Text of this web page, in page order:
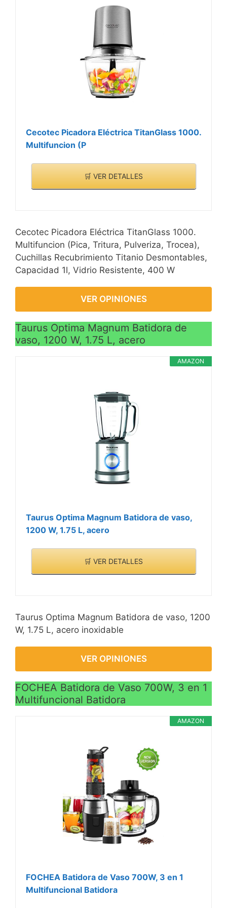
Cecotec Picadora Eléctrica TitanGlass 1000.
Multifuncion (P
🛒 VER DETALLES
Cecotec Picadora Eléctrica TitanGlass 1000.
Multifuncion (Pica, Tritura, Pulveriza, Trocea),
Cuchillas Recubrimiento Titanio Desmontables,
Capacidad 1l, Vidrio Resistente, 400 W
VER OPINIONES
Taurus Optima Magnum Batidora de
vaso, 1200 W, 1.75 L, acero
AMAZON
Taurus Optima Magnum Batidora de vaso,
1200 W, 1.75 L, acero
🛒 VER DETALLES
Taurus Optima Magnum Batidora de vaso, 1200
W, 1.75 L, acero inoxidable
VER OPINIONES
FOCHEA Batidora de Vaso 700W, 3 en 1
Multifuncional Batidora
AMAZON
FOCHEA Batidora de Vaso 700W, 3 en 1
Multifuncional Batidora